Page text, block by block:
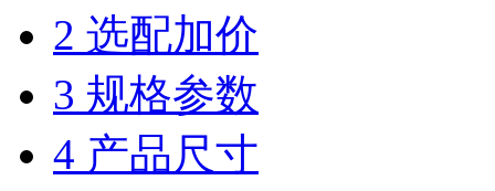
2 选配加价
3 规格参数
4 产品尺寸